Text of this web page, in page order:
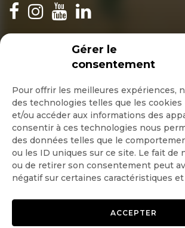
Gérer le
consentement
Pour offrir les meilleures expériences,
des technologies telles que les
et/ou accéder aux informations des
consentir à ces technologies nous
des données telles que le
ou les ID uniques sur ce site. Le fait de
ou de retirer son consentement peut
négatif sur certaines caractéristiques
ACCEPTER
INSCRIPTION NEWSLETTER
Quotidienne
Hebdo
OK